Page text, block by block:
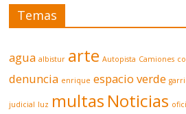
Temas
agua albistur arte Autopista Camiones
denuncia enrique espacio verde
judicial luz multas Noticias